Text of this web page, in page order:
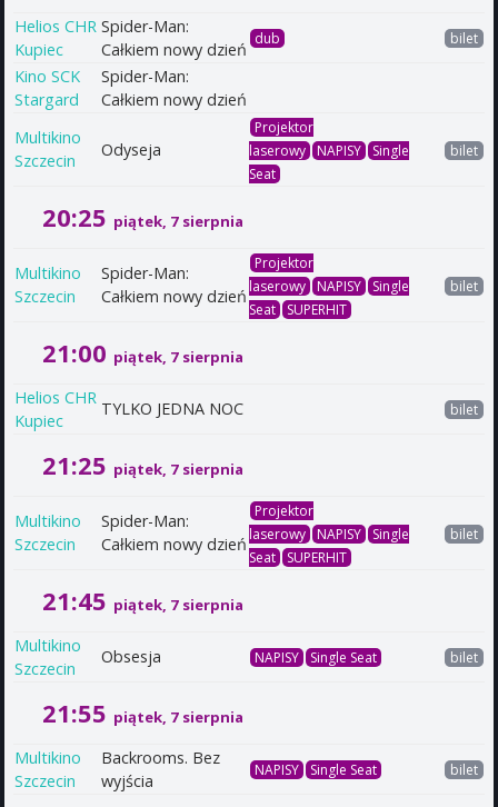
Helios CHR
Kupiec
Spider-Man:
Całkiem nowy dzień
dub bilet
Kino SCK
Stargard
Spider-Man:
Całkiem nowy dzień
Multikino
Szczecin
Odyseja
Projektor
laserowy
NAPISY
Single
Seat
bilet
20:25 piątek, 7 sierpnia
Multikino
Szczecin
Spider-Man:
Całkiem nowy dzień
Projektor
laserowy
NAPISY
Single
Seat
SUPERHIT
bilet
21:00 piątek, 7 sierpnia
Helios CHR
Kupiec
TYLKO JEDNA NOC bilet
21:25 piątek, 7 sierpnia
Multikino
Szczecin
Spider-Man:
Całkiem nowy dzień
Projektor
laserowy
NAPISY
Single
Seat
SUPERHIT
bilet
21:45 piątek, 7 sierpnia
Multikino
Szczecin
Obsesja NAPISY Single Seat bilet
21:55 piątek, 7 sierpnia
Multikino
Szczecin
Backrooms. Bez
wyjścia
NAPISY Single Seat bilet